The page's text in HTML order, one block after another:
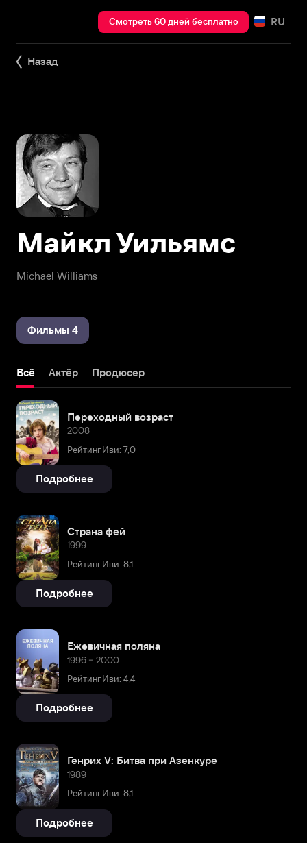
Смотреть 60 дней бесплатно RU
Назад
Michael Williams
Майкл Уильямс
Фильмы 4
Всё Актёр Продюсер
Переходный возраст
2008
Рейтинг Иви: 7,0
Подробнее
Страна фей
1999
Рейтинг Иви: 8,1
Подробнее
Ежевичная поляна
1996 – 2000
Рейтинг Иви: 4,4
Подробнее
Генрих V: Битва при Азенкуре
1989
Рейтинг Иви: 8,1
Подробнее